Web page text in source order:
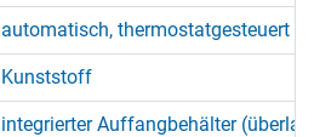
automatisch, thermostatgesteuert
Kunststoff
integrierter Auffangbehälter